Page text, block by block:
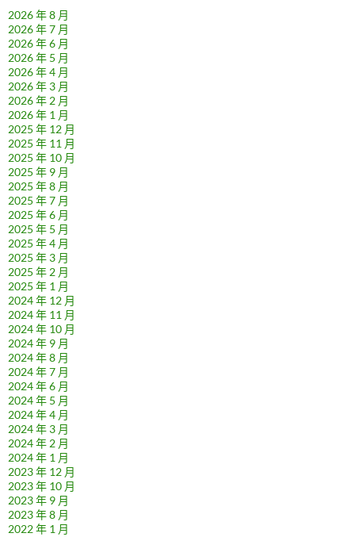
2026 年 8 月
2026 年 7 月
2026 年 6 月
2026 年 5 月
2026 年 4 月
2026 年 3 月
2026 年 2 月
2026 年 1 月
2025 年 12 月
2025 年 11 月
2025 年 10 月
2025 年 9 月
2025 年 8 月
2025 年 7 月
2025 年 6 月
2025 年 5 月
2025 年 4 月
2025 年 3 月
2025 年 2 月
2025 年 1 月
2024 年 12 月
2024 年 11 月
2024 年 10 月
2024 年 9 月
2024 年 8 月
2024 年 7 月
2024 年 6 月
2024 年 5 月
2024 年 4 月
2024 年 3 月
2024 年 2 月
2024 年 1 月
2023 年 12 月
2023 年 10 月
2023 年 9 月
2023 年 8 月
2022 年 1 月